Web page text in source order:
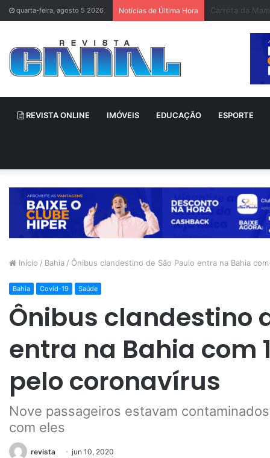
quarta-feira, agosto 5 2026 Notícias de Última Hora Bruno
REVISTA ONLINE IMÓVEIS EDUCAÇÃO ESPORTE
Início / Bahia / Ônibus clandestino de São Paulo entra na Bahia
Bahia Covid-19 Saúde
Ônibus clandestino
entra na Bahia com
pelo coronavírus
Nove passageiros estavam
com eles
revista jun 10, 2020